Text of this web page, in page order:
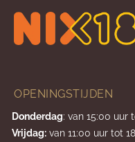
OPENINGSTIJDEN
Donderdag: van 15:00 uur
Vrijdag: van 11:00 uur tot